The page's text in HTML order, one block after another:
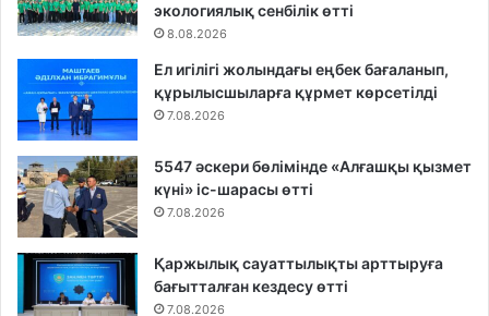
экологиялық сенбілік өтті
8.08.2026
Ел игілігі жолындағы еңбек бағаланып,
құрылысшыларға құрмет көрсетілді
7.08.2026
5547 әскери бөлімінде «Алғашқы қызмет
күні» іс-шарасы өтті
7.08.2026
Қаржылық сауаттылықты арттыруға
бағытталған кездесу өтті
7.08.2026